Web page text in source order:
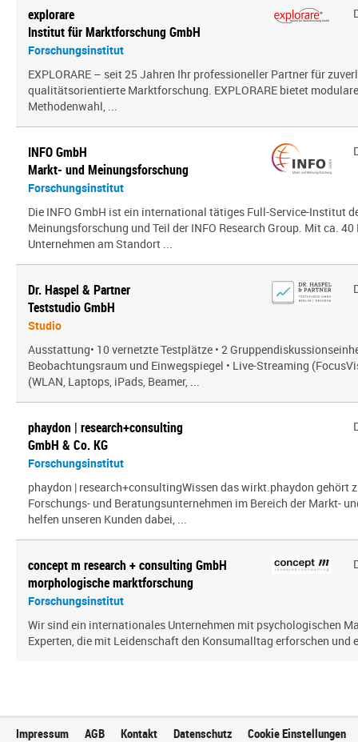
explorare
Institut für Marktforschung GmbH
Forschungsinstitut
EXPLORARE – seit 25 Jahren Ihr professioneller Partner für
qualitätsorientierte Marktforschung. EXPLORARE bietet
Methodenwahl, ...
INFO GmbH
Markt- und Meinungsforschung
Forschungsinstitut
Die INFO GmbH ist ein international tätiges Full-Service-Institut
Meinungsforschung und Teil der INFO Research Group. Mit ca.
Unternehmen am Standort ...
Dr. Haspel & Partner
Teststudio GmbH
Studio
Ausstattung• 10 vernetzte Testplätze • 2
Beobachtungsraum und Einwegspiegel • Live-Streaming
(WLAN, Laptops, iPads, Beamer, ...
phaydon | research+consulting
GmbH & Co. KG
Forschungsinstitut
phaydon | research+consultingWissen das wirkt.phaydon gehört
Forschungs- und Beratungsunternehmen im Bereich der Markt-
helfen unseren Kunden dabei, ...
concept m research + consulting GmbH
morphologische marktforschung
Forschungsinstitut
Wir sind ein inter­na­tio­nales Unternehmen mit psy­cho­lo­gi­schen
Experten, die mit Leidenschaft den Konsumalltag erfor­schen und
Impressum AGB Kontakt Datenschutz Cookie Einstellungen